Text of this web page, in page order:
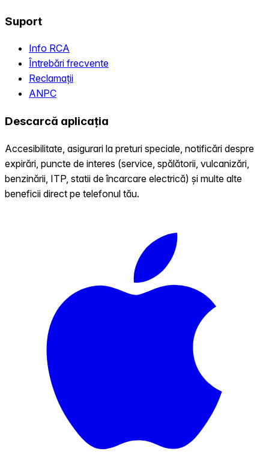
Suport
Info RCA
Întrebări frecvente
Reclamații
ANPC
Descarcă aplicația
Accesibilitate, asigurari la preturi speciale, notificări despre
expirări, puncte de interes (service, spălătorii, vulcanizări,
benzinării, ITP, statii de încarcare electrică) și multe alte
beneficii direct pe telefonul tău.